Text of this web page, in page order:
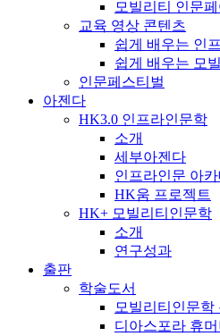
모빌리티 인문페
교육 영상 콘텐츠
쉽게 배우는 인
쉽게 배우는 모
인문페스티벌
아젠다
HK3.0 인프라인문학
소개
세부아젠다
인프라인문 아카
HK움 프로젝트
HK+ 모빌리티인문학
소개
연구성과
출판
학술도서
모빌리티인문학
디아스포라 휴